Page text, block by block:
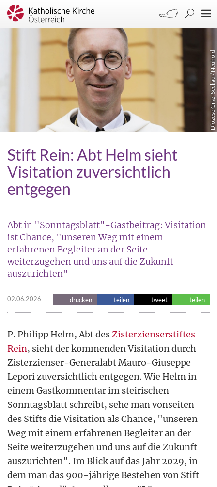
Diözese Graz-Seckau / Neuhold
Stift Rein: Abt Helm sieht
Visitation zuversichtlich
entgegen
Abt in "Sonntagsblatt"-Gastbeitrag: Visitation
ist Chance, "unseren Weg mit einem
erfahrenen Begleiter an der Seite
weiterzugehen und uns auf die Zukunft
auszurichten"
02.06.2026 drucken teilen tweet teilen
P. Philipp Helm, Abt desZisterzienserstiftes
Rein, sieht der kommenden Visitation durch
Zisterzienser-Generalabt Mauro-Giuseppe
Lepori zuversichtlich entgegen. Wie Helm in
einem Gastkommentar im steirischen
Sonntagsblatt schreibt, sehe man vonseiten
des Stifts die Visitation als Chance, "unseren
Weg mit einem erfahrenen Begleiter an der
Seite weiterzugehen und uns auf die Zukunft
auszurichten". Im Blick auf das Jahr 2029, in
dem man das 900-jährige Bestehen von Stift